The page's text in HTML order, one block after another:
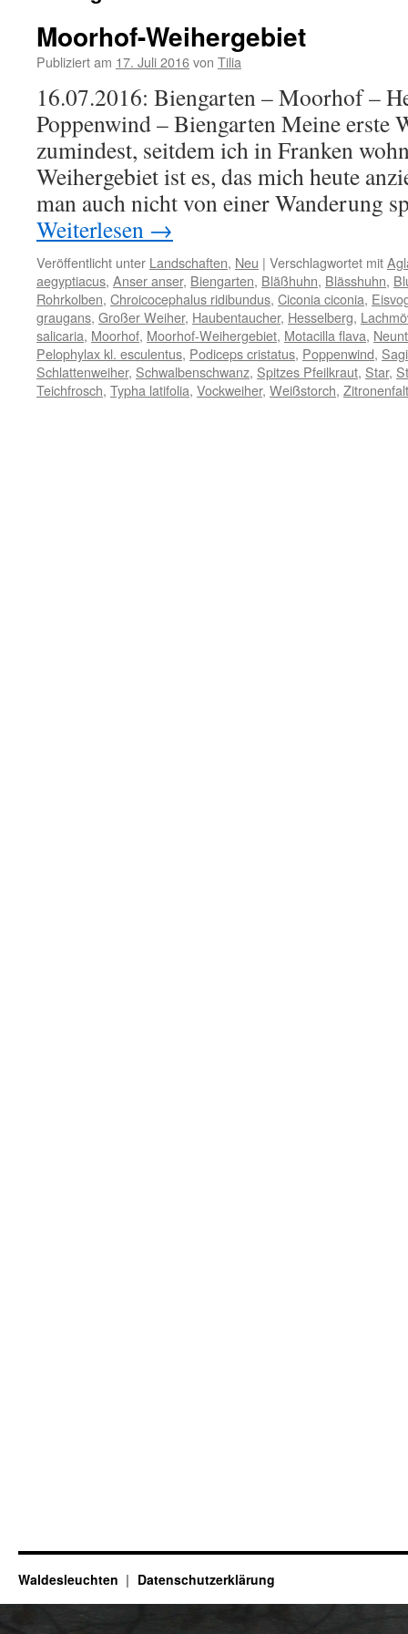
Moorhof-Weihergebiet
Publiziert am 17. Juli 2016von Tilia
16.07.2016: Biengarten – Moorhof –
Poppenwind – Biengarten Meine erste
zumindest, seitdem ich in Franken
Weihergebiet ist es, das mich heute
man auch nicht von einer Wanderung
Weiterlesen →
Veröffentlicht unter Landschaften, Neu | Verschlagwortet mit
aegyptiacus, Anser anser, Biengarten, Bläßhuhn, Blässhuhn,
Rohrkolben, Chroicocephalus ridibundus, Ciconia ciconia,
graugans, Großer Weiher, Haubentaucher, Hesselberg,
salicaria, Moorhof, Moorhof-Weihergebiet, Motacilla flava,
Pelophylax kl. esculentus, Podiceps cristatus, Poppenwind,
Schlattenweiher, Schwalbenschwanz, Spitzes Pfeilkraut, Star,
Teichfrosch, Typha latifolia, Vockweiher, Weißstorch,
Waldesleuchten Datenschutzerklärung